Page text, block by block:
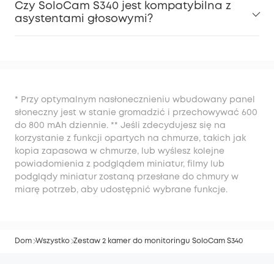
Czy SoloCam S340 jest kompatybilna z
asystentami głosowymi?
* Przy optymalnym nasłonecznieniu wbudowany panel
słoneczny jest w stanie gromadzić i przechowywać 600
do 800 mAh dziennie. ** Jeśli zdecydujesz się na
korzystanie z funkcji opartych na chmurze, takich jak
kopia zapasowa w chmurze, lub wyślesz kolejne
powiadomienia z podglądem miniatur, filmy lub
podglądy miniatur zostaną przesłane do chmury w
miarę potrzeb, aby udostępnić wybrane funkcje.
Dom Wszystko Zestaw 2 kamer do monitoringu SoloCam S340